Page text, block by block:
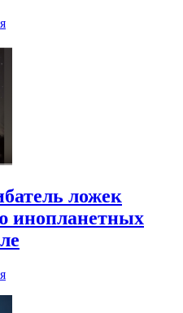
ложек
инопланетных